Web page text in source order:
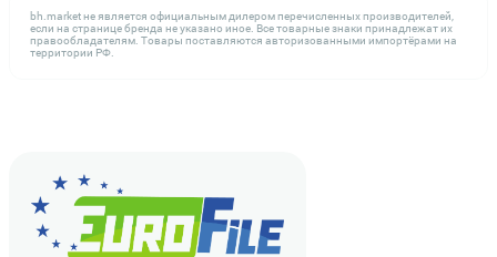
bh.market не является официальным дилером перечисленных производителей,
если на странице бренда не указано иное. Все товарные знаки принадлежат их
правообладателям. Товары поставляются авторизованными импортёрами на
территории РФ.